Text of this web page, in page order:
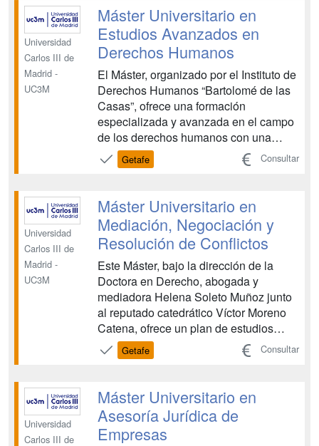
de la aptitud profesional para el
ejercicio de la abogacía, pr...
Universidad
Carlos III de
Madrid -
UC3M
Máster Universitario en
Estudios Avanzados en
Derechos Humanos
El Máster, organizado por el Instituto de
Derechos Humanos “Bartolomé de las
Casas”, ofrece una formación
especializada y avanzada en el campo
de los derechos humanos con una
orientación y un enfoque académico y
de investigación. El máster proporciona
básicas de los derechos humanos, así
como una especialización ...
Getafe Consultar
Universidad
Carlos III de
Madrid -
UC3M
Máster Universitario en
Mediación, Negociación y
Resolución de Conflictos
Este Máster, bajo la dirección de la
Doctora en Derecho, abogada y
mediadora Helena Soleto Muñoz junto
al reputado catedrático Víctor Moreno
Catena, ofrece un plan de estudios
completo, integral, transversal,
actualizado y práctico para que ejerzas
mediación, lleves a cabo procesos de
negociación satisfactorios y ...
Getafe Consultar
Universidad
Carlos III de
Máster Universitario en
Asesoría Jurídica de
Empresas